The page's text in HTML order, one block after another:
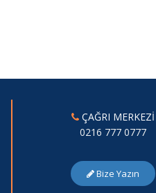
ÇAĞRI MERKEZİ
0216 777 0777
Bize Yazın